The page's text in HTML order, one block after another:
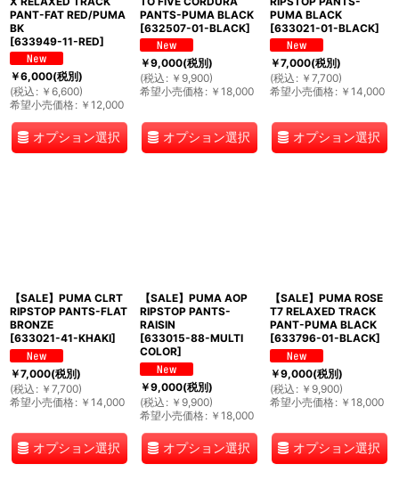
PANT-FAT RED/PUMA
BK
[633949-11-RED]
￥6,000(税別)
(税込 : ￥ 6,600)
希望小売価格: ￥ 12,000
オプション選択
PANTS-PUMA BLACK
[632507-01-BLACK]
￥9,000(税別)
(税込 : ￥ 9,900)
希望小売価格: ￥ 18,000
オプション選択
PUMA BLACK
[633021-01-BLACK]
￥7,000(税別)
(税込 : ￥ 7,700)
希望小売価格: ￥ 14,000
オプション選択
【SALE】PUMA CLRT
RIPSTOP PANTS-FLAT
BRONZE
[633021-41-KHAKI]
￥7,000(税別)
(税込 : ￥ 7,700)
希望小売価格: ￥ 14,000
オプション選択
【SALE】PUMA AOP
RIPSTOP PANTS-
RAISIN
[633015-88-MULTI
COLOR]
￥9,000(税別)
(税込 : ￥ 9,900)
希望小売価格: ￥ 18,000
オプション選択
【SALE】PUMA ROSE
T7 RELAXED TRACK
PANT-PUMA BLACK
[633796-01-BLACK]
￥9,000(税別)
(税込 : ￥ 9,900)
希望小売価格: ￥ 18,000
オプション選択